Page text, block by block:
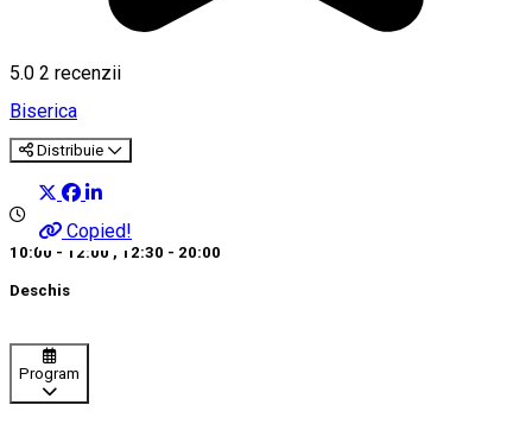
5.0 2 recenzii
Biserica
Distribuie
Copied!
10:00 - 12:00 , 12:30 - 20:00
Deschis
Program